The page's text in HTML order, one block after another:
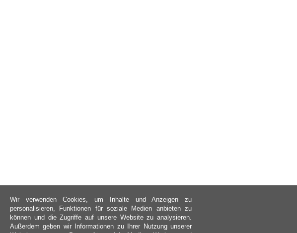
Wir verwenden Cookies, um Inhalte und Anzeigen zu
personalisieren, Funktionen für soziale Medien anbieten zu
können und die Zugriffe auf unsere Website zu analysieren.
Außerdem geben wir Informationen zu Ihrer Nutzung unserer